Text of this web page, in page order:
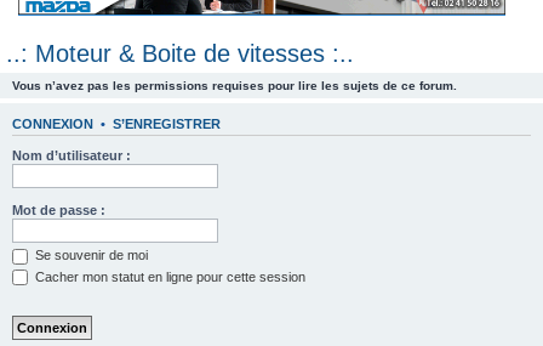
e
..: Moteur & Boite de vitesses :..
Vous n’avez pas les permissions requises pour lire les sujets de ce forum.
CONNEXION • S’ENREGISTRER
Nom d’utilisateur :
Mot de passe :
Se souvenir de moi
Cacher mon statut en ligne pour cette session